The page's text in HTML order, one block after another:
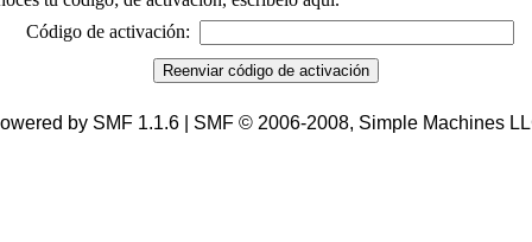
Código de activación:
by SMF 1.1.6 | SMF © 2006-2008, Simple Machines